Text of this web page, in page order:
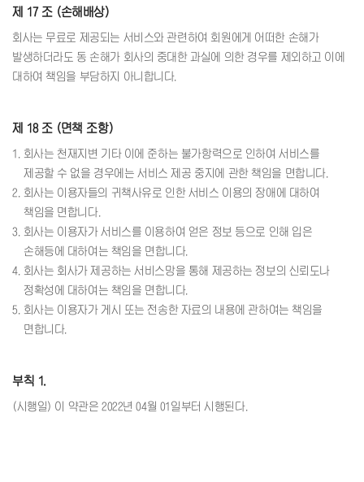
제 17 조 (손해배상)
회사는 무료로 제공되는 서비스와 관련하여 회원에게 어떠한 손해가
발생하더라도 동 손해가 회사의 중대한 과실에 의한 경우를 제외하고 이에
대하여 책임을 부담하지 아니합니다.
제 18 조 (면책 조항)
1. 회사는 천재지변 기타 이에 준하는 불가항력으로 인하여 서비스를
제공할 수 없을 경우에는 서비스 제공 중지에 관한 책임을 면합니다.
2. 회사는 이용자들의 귀책사유로 인한 서비스 이용의 장애에 대하여
책임을 면합니다.
3. 회사는 이용자가 서비스를 이용하여 얻은 정보 등으로 인해 입은
손해등에 대하여는 책임을 면합니다.
4. 회사는 회사가 제공하는 서비스망을 통해 제공하는 정보의 신뢰도나
정확성에 대하여는 책임을 면합니다.
5. 회사는 이용자가 게시 또는 전송한 자료의 내용에 관하여는 책임을
면합니다.
부칙 1.
(시행일) 이 약관은 2022년 04월 01일부터 시행된다.